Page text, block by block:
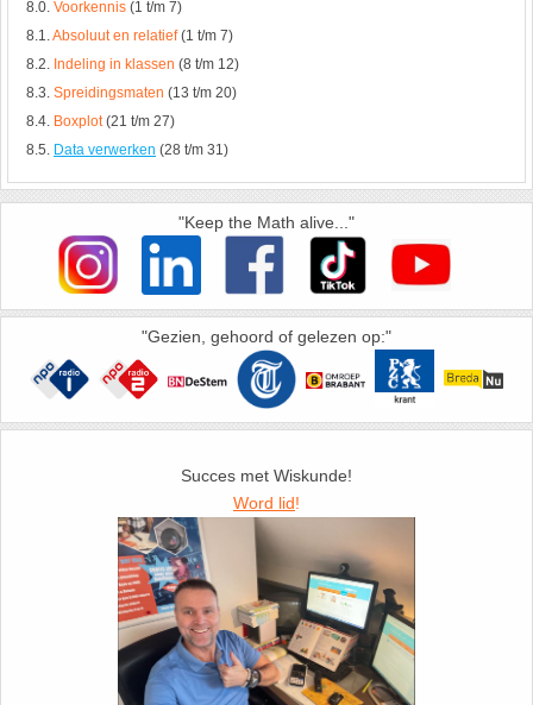
8.0. Voorkennis (1 t/m 7)
8.1.Absoluut en relatief(1 t/m 7)
8.2. Indeling in klassen (8 t/m 12)
8.3. Spreidingsmaten (13 t/m 20)
8.4. Boxplot(21 t/m 27)
8.5. Data verwerken (28 t/m 31)
"Keep the Math alive..."
"Gezien, gehoord of gelezen op:"
Succes met Wiskunde!
Word lid!
24. Oppervlakte parallellogram
25. Oppervlakte trapezium
26. Pi
27. Priemgetallen
29. Romeinse cijfers
30. Sinus
32. Standaarddeviatie
33. Stelling van fermat
34. Stelling van Pythagoras